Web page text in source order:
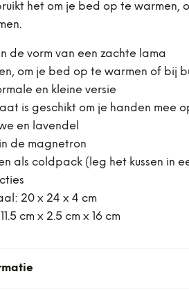
het om je bed op te warmen,
de vorm van een zachte lama
om je bed op te warmen of bij
en kleine versie
is geschikt om je handen mee
en lavendel
de magnetron
als coldpack (leg het kussen in
20 x 24 x 4 cm
cm x 2.5 cm x 16 cm